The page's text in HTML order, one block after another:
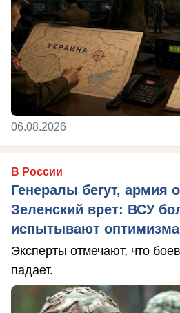
06.08.2026
В России
Генералы бегут, армия
Зеленский врет: ВСУ
испытывают оптимизма
Эксперты отмечают, что
падает.